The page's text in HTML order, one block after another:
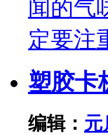
闻的气
定要注
塑胶卡
编辑： 元